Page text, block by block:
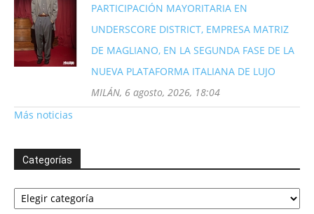
PARTICIPACIÓN MAYORITARIA EN
UNDERSCORE DISTRICT, EMPRESA MATRIZ
DE MAGLIANO, EN LA SEGUNDA FASE DE LA
NUEVA PLATAFORMA ITALIANA DE LUJO
MILÁN, 6 agosto, 2026, 18:04
Más noticias
Categorías
Categorías